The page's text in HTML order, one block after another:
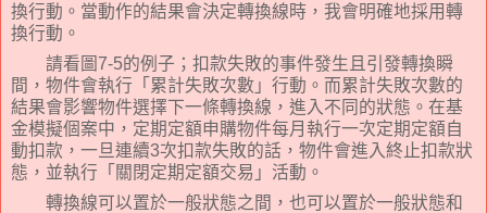
換行動。當動作的結果會決定轉換線時，我會明確地採用轉
換行動。
請看圖7-5的例子；扣款失敗的事件發生且引發轉換瞬
間，物件會執行「累計失敗次數」行動。而累計失敗次數的
結果會影響物件選擇下一條轉換線，進入不同的狀態。在基
金模擬個案中，定期定額申購物件每月執行一次定期定額自
動扣款，一旦連續3次扣款失敗的話，物件會進入終止扣款狀
態，並執行「關閉定期定額交易」活動。
轉換線可以置於一般狀態之間，也可以置於一般狀態和